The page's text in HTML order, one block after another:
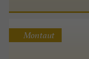
Montaut